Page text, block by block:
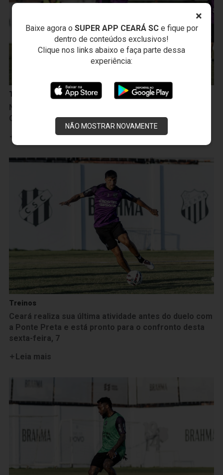
×
Baixe agora o SUPER APP CEARÁ SCe fique por
dentro de conteúdos exclusivos!
Clique nos links abaixo e faça parte dessa
experiência:
NÃO MOSTRAR NOVAMENTE
Treinos
Na manhã seguinte à vitória sobre a Ponte Preta,
Ceará inicia treinamentos para duelo com o Cuiabá
Treinos
Ceará realiza sua última atividade antes do duelo com
a Ponte Preta e está pronto para o confronto desta
sexta-feira, 7
Leia mais